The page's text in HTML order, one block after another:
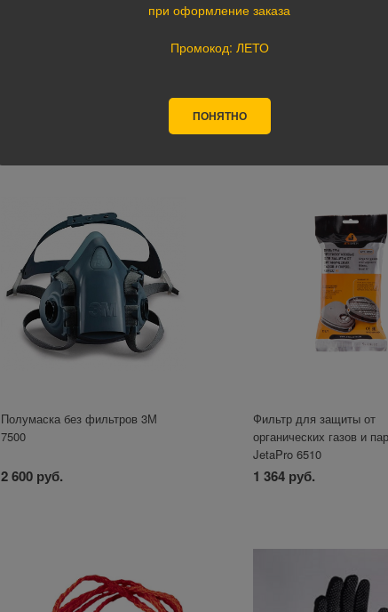
Оплата заказа
курьеру при
оплате картой на
Полумаска без фильтров 3М
7500
2 600 руб.
Фильтр для защиты от
органических газов и
JetaPro 6510
1 364 руб.
при оформление заказа
Промокод: ЛЕТО
ПОНЯТНО